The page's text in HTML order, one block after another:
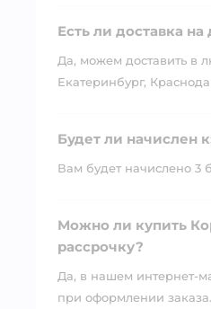
Есть ли доставка
Да, можем доставить в
Екатеринбург,
Будет ли начислен
Вам будет начислено 3
Можно ли купить
рассрочку?
Да, в нашем интернет-
при оформлении заказа.